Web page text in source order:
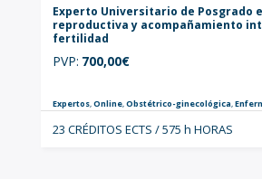
Experto Universitario de Posgrado
reproductiva y acompañamiento
fertilidad
PVP: 700,00€
Expertos,Online,Obstétrico-ginecológica,
23 CRÉDITOS ECTS / 575 h HORAS